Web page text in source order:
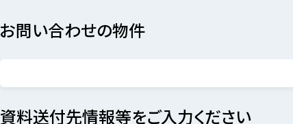
お問い合わせの物件
資料送付先情報等をご入力ください